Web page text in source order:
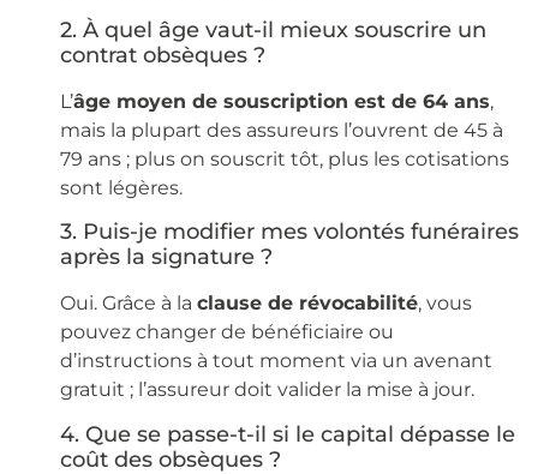
2. À quel âge vaut-il mieux souscrire un
contrat obsèques ?
L’âge moyen de souscription est de 64 ans,
mais la plupart des assureurs l’ouvrent de 45 à
79 ans ; plus on souscrit tôt, plus les cotisations
sont légères.
3. Puis-je modifier mes volontés funéraires
après la signature ?
Oui. Grâce à la clause de révocabilité, vous
pouvez changer de bénéficiaire ou
d’instructions à tout moment via un avenant
gratuit ; l’assureur doit valider la mise à jour.
4. Que se passe-t-il si le capital dépasse le
coût des obsèques ?